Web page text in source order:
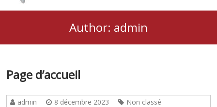
Author: admin
Page d’accueil
admin 8 décembre 2023 Non classé